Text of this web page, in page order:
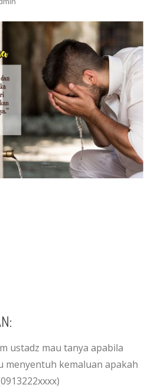
ustadz mau tanya apabila
menyentuh kemaluan apakah